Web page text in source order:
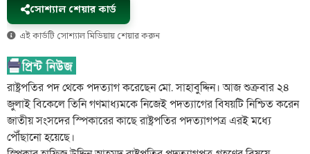
সোশ্যাল শেয়ার কার্ড
এই কার্ডটি সোশ্যাল মিডিয়ায় শেয়ার করুন
রাষ্ট্রপতির পদ থেকে পদত্যাগ করেছেন মো. সাহাবুদ্দিন। আজ শুক্রবার ২৪
জুলাই বিকেলে তিনি গণমাধ্যমকে নিজেই পদত্যাগের বিষয়টি নিশ্চিত করেন
জাতীয় সংসদের স্পিকারের কাছে রাষ্ট্রপতির পদত্যাগপত্র এরই মধ্যে
পৌঁছানো হয়েছে।